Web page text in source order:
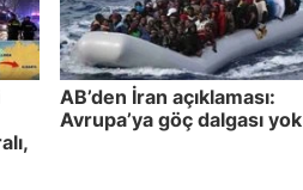
AB’den İran açıklaması:
Avrupa’ya göç dalgası yok